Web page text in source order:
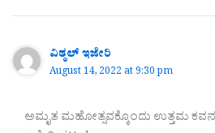
ವಿಠ್ಠಲ್ ಇಜೇರಿ
August 14, 2022 at 9:30 pm
ಅಮೃತ ಮಹೋತ್ಸವಕ್ಕೊಂದು ಉತ್ತಮ ಕವನ